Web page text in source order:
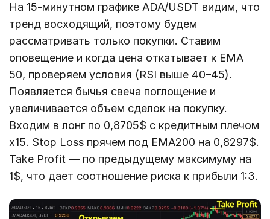
На 15-минутном графике ADA/USDT видим, что
тренд восходящий, поэтому будем
рассматривать только покупки. Ставим
оповещение и когда цена откатывает к EMA
50, проверяем условия (RSI выше 40–45).
Появляется бычья свеча поглощение и
увеличивается объем сделок на покупку.
Входим в лонг по 0,8705$ с кредитным плечом
х15. Stop Loss прячем под EMA200 на 0,8297$.
Take Profit — по предыдущему максимуму на
1$, что дает соотношение риска к прибыли 1:3.